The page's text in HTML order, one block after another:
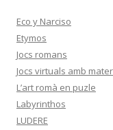
Eco y Narciso
Etymos
Jocs romans
Jocs virtuals amb
L’art romà en puzle
Labyrinthos
LUDERE